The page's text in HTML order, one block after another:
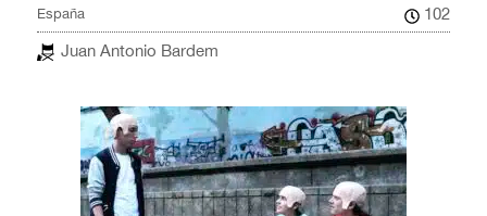
España
102
Juan Antonio Bardem